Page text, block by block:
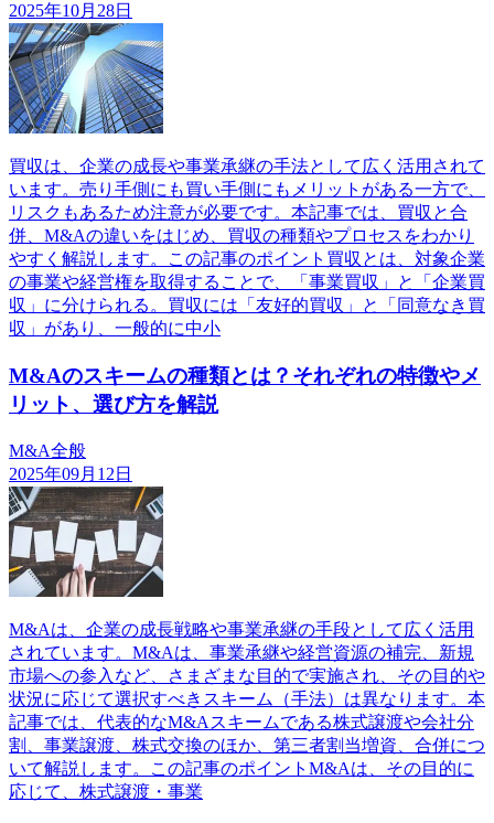
2025年10月28日
買収は、企業の成長や事業承継の手法として広く活用されて
います。売り手側にも買い手側にもメリットがある一方で、
リスクもあるため注意が必要です。本記事では、買収と合
併、M&Aの違いをはじめ、買収の種類やプロセスをわかり
やすく解説します。この記事のポイント買収とは、対象企業
の事業や経営権を取得することで、「事業買収」と「企業買
収」に分けられる。買収には「友好的買収」と「同意なき買
収」があり、一般的に中小
M&Aのスキームの種類とは？それぞれの特徴やメ
リット、選び方を解説
M&A全般
2025年09月12日
M&Aは、企業の成長戦略や事業承継の手段として広く活用
されています。M&Aは、事業承継や経営資源の補完、新規
市場への参入など、さまざまな目的で実施され、その目的や
状況に応じて選択すべきスキーム（手法）は異なります。本
記事では、代表的なM&Aスキームである株式譲渡や会社分
割、事業譲渡、株式交換のほか、第三者割当増資、合併につ
いて解説します。この記事のポイントM&Aは、その目的に
応じて、株式譲渡・事業